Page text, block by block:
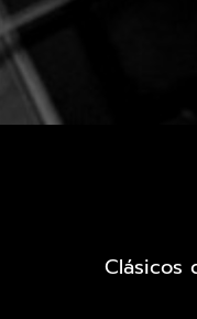
Clásicos